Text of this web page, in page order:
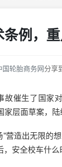
例，
国轮胎商务网分享
催生了国家
层面草案，陆
造出无限的
安全校车什